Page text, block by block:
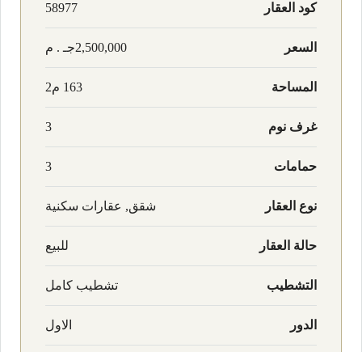
كود العقار 58977
السعر 2,500,000جـ . م
المساحة 163 م2
غرف نوم 3
حمامات 3
نوع العقار شقق, عقارات سكنية
حالة العقار للبيع
التشطيب تشطيب كامل
الدور الاول